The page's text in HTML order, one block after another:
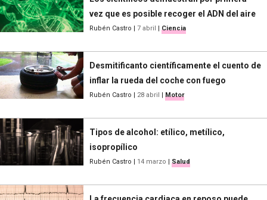
vez que es posible recoger el ADN del aire
Rubén Castro 7 abril Ciencia
Desmitificanto científicamente el cuento de
inflar la rueda del coche con fuego
Rubén Castro 28 abril Motor
Tipos de alcohol: etílico, metílico,
isopropílico
Rubén Castro 14 marzo Salud